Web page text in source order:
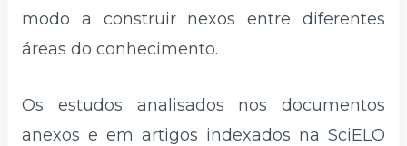
modo a construir nexos entre diferentes
áreas do conhecimento.
Os estudos analisados nos documentos
anexos e em artigos indexados na SciELO